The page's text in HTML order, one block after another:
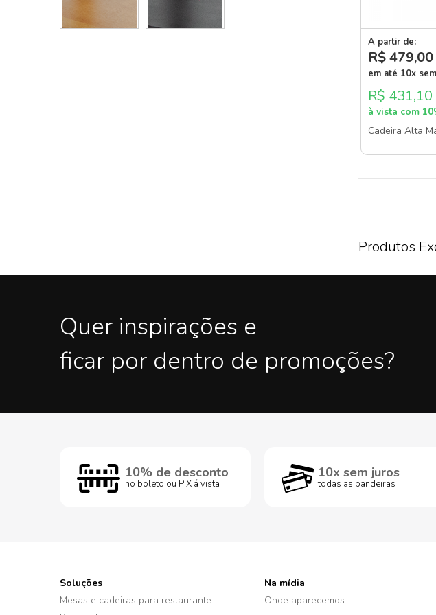
A partir de:
R$ 479,00
em até 10x
R$ 431,10
à vista com
Cadeira Alta
Produtos
Quer inspirações e
ficar por dentro de promoções?
10% de desconto
no boleto ou PIX á vista
10x sem juros
todas as bandeiras
Soluções
Mesas e cadeiras para restaurante
Na mídia
Onde aparecemos